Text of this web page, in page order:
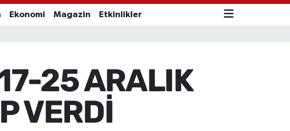
EURO
55,0398 -0.02
13.703
11
Ekonomi Magazin Etkinlikler
25 ARALIK
VERDİ